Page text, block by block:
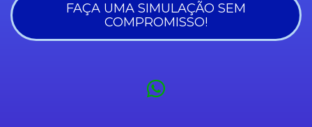
FAÇA UMA SIMULAÇÃO SEM
COMPROMISSO!